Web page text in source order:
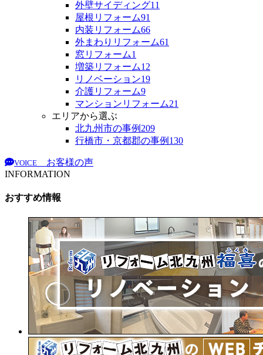
外壁サイディング11
屋根リフォーム91
内装リフォーム66
外まわりリフォーム61
窓リフォーム1
増築リフォーム12
リノベーション19
介護リフォーム9
マンションリフォーム21
エリアから選ぶ
北九州市の事例 209
行橋市・京都郡の事例 130
VOICE
お客様の声
INFORMATION
おすすめ情報